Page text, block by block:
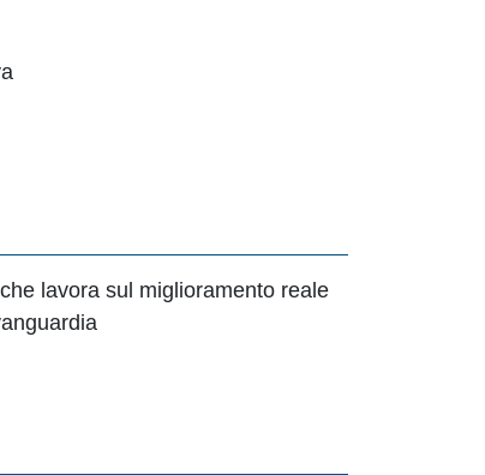
lavora sul miglioramento reale